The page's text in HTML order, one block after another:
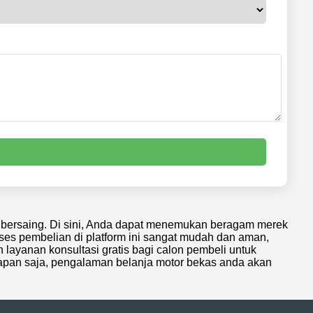
Di sini, Anda dapat menemukan beragam merek
pembelian di platform ini sangat mudah dan aman,
konsultasi gratis bagi calon pembeli untuk
saja, pengalaman belanja motor bekas anda akan